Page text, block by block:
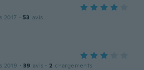
2017 · 53 avis
2019 · 39 avis · 2 chargements